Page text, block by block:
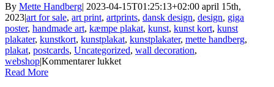
By Mette Handberg| 2023-04-15T01:25:13+02:00 april 15th,
2023|art for sale, art print, artprints, dansk design, design, giga
poster, handmade art, kæmpe plakat, kunst, kunst kort, kunst
plakater, kunstkort, kunstplakat, kunstplakater, mette handberg,
plakat, postcards, Uncategorized, wall decoration,
webshop|Kommentarer lukkettil
Read More